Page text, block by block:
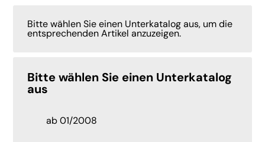
Bitte wählen Sie einen Unterkatalog aus, um die
entsprechenden Artikel anzuzeigen.
Bitte wählen Sie einen Unterkatalog
aus
ab 01/2008